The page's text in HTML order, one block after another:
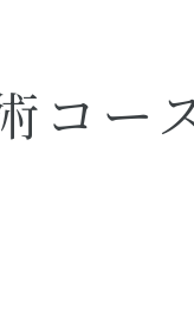
コー